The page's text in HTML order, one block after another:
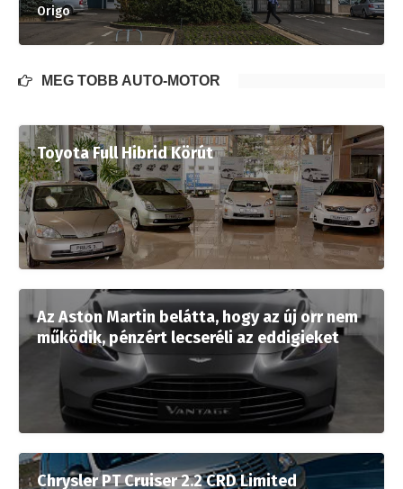
Origo
MÉG TÖBB AUTÓ-MOTOR
Toyota Full Hibrid Körút
Az Aston Martin belátta, hogy az új orr nem
működik, pénzért lecseréli az eddigieket
Chrysler PT Cruiser 2.2 CRD Limited